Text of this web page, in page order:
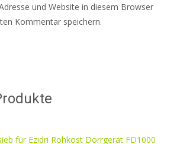
und Website in diesem Browser
Kommentar speichern.